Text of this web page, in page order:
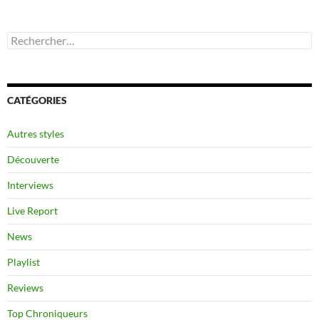
Rechercher :
CATÉGORIES
Autres styles
Découverte
Interviews
Live Report
News
Playlist
Reviews
Top Chroniqueurs